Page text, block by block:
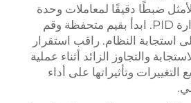
ضبطًا دقيقًا لمعاملات وحدة
التحكم في درجة الحرارة PID. ابدأ بقيم متحفظة وقم
استجابة النظام. راقب استقرار
والتجاوز الزائد أثناء عملية
وتأثيراتها على أداء